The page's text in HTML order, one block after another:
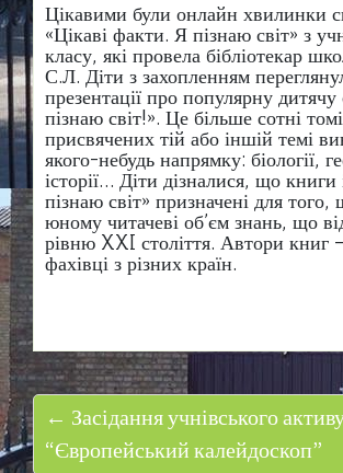
Цікавими були онлайн хвилинки
«Цікаві факти. Я пізнаю світ» з
класу, які провела бібліотекар
С.Л. Діти з захопленням
презентації про популярну
пізнаю світ!». Це більше сотні
присвячених тій або іншій темі
якого-небудь напрямку: біології,
історії… Діти дізналися, що книги
пізнаю світ» призначені для того,
юному читачеві об’єм знань, що
рівню XXI століття. Автори книг
фахівці з різних країн.
← Засідання учнівського
“Європейський калейдоскоп”